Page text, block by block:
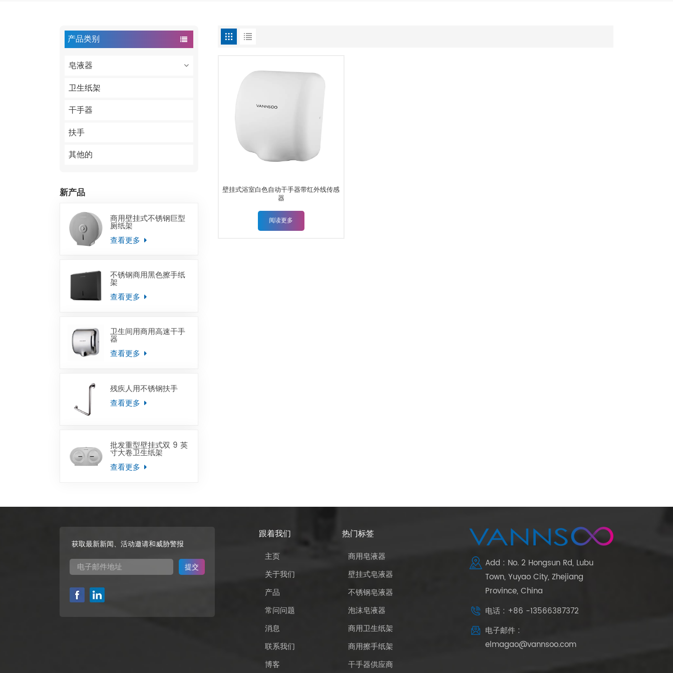
产品类别
皂液器
卫生纸架
干手器
扶手
其他的
新产品
商用壁挂式不锈钢巨型
厕纸架
查看更多
不锈钢商用黑色擦手纸
架
查看更多
卫生间用商用高速干手
器
查看更多
残疾人用不锈钢扶手
查看更多
批发重型壁挂式双 9 英
寸大卷卫生纸架
查看更多
壁挂式浴室白色自动干手器带红外线传感
器
阅读更多
获取最新新闻、活动邀请和威胁警报
跟着我们
主页
关于我们
产品
常问问题
消息
联系我们
博客
热门标签
商用皂液器
壁挂式皂液器
不锈钢皂液器
泡沫皂液器
商用卫生纸架
商用擦手纸架
干手器供应商
Add : No. 2 Hongsun Rd, Lubu
Town, Yuyao City, Zhejiang
Province, China
电话 : +86 -13566387372
电子邮件 :
elmagao@vannsoo.com